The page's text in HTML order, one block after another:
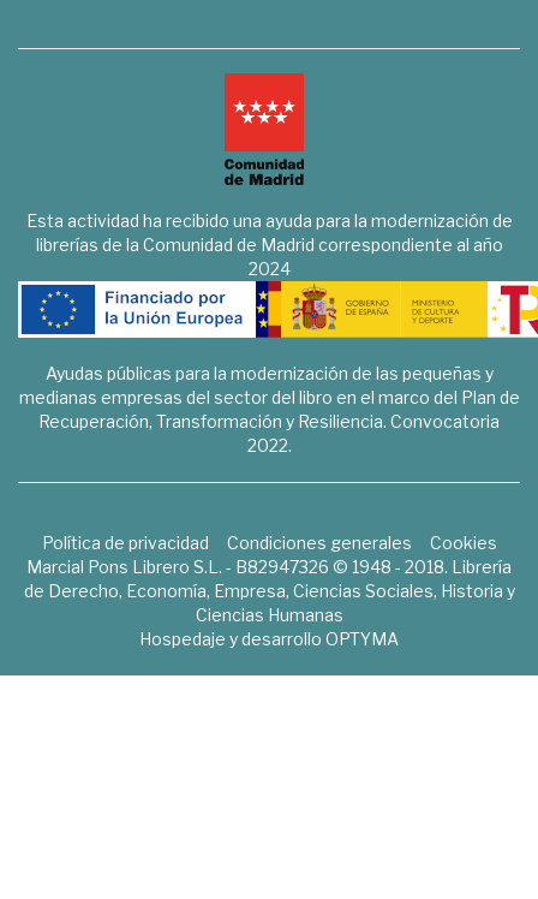
Esta actividad ha recibido una ayuda para la modernización de
librerías de la Comunidad de Madrid correspondiente al año
2024
Ayudas públicas para la modernización de las pequeñas y
medianas empresas del sector del libro en el marco del Plan de
Recuperación, Transformación y Resiliencia. Convocatoria
2022.
Política de privacidad Condiciones generales
Cookies
Marcial Pons Librero S.L. - B82947326 © 1948 - 2018. Librería
de Derecho, Economía, Empresa, Ciencias Sociales, Historia y
Ciencias Humanas
Hospedaje y desarrollo OPTYMA